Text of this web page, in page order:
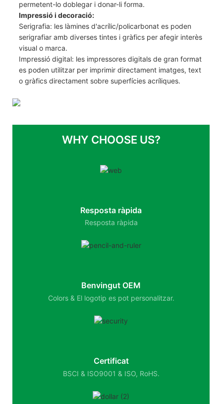
permetent-lo doblegar i donar-li forma.
Impressió i decoració:
Serigrafia: les làmines d'acrílic/policarbonat es poden
serigrafiar amb diverses tintes i gràfics per afegir interès
visual o marca.
Impressió digital: les impressores digitals de gran format
es poden utilitzar per imprimir directament imatges, text
o gràfics directament sobre superfícies acríliques.
WHY CHOOSE US?
Resposta ràpida
Resposta ràpida
Benvingut OEM
Colors & El logotip es pot personalitzar.
Certificat
BSCI & ISO9001 & ISO, RoHS.